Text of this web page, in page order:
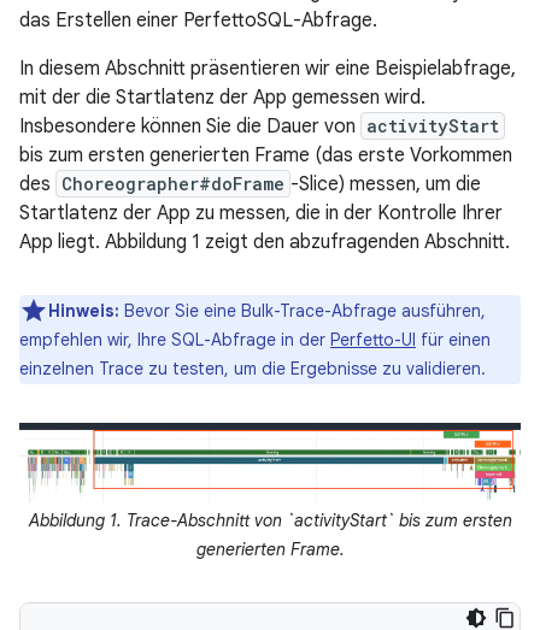
das Erstellen einer PerfettoSQL-Abfrage.
In diesem Abschnitt präsentieren wir eine Beispielabfrage,
mit der die Startlatenz der App gemessen wird.
Insbesondere können Sie die Dauer von activityStart
bis zum ersten generierten Frame (das erste Vorkommen
des Choreographer#doFrame -Slice) messen, um die
Startlatenz der App zu messen, die in der Kontrolle Ihrer
App liegt. Abbildung 1 zeigt den abzufragenden Abschnitt.
Hinweis: Bevor Sie eine Bulk-Trace-Abfrage ausführen,
empfehlen wir, Ihre SQL-Abfrage in der Perfetto-UI für einen
einzelnen Trace zu testen, um die Ergebnisse zu validieren.
Abbildung 1. Trace-Abschnitt von `activityStart` bis zum ersten
generierten Frame.